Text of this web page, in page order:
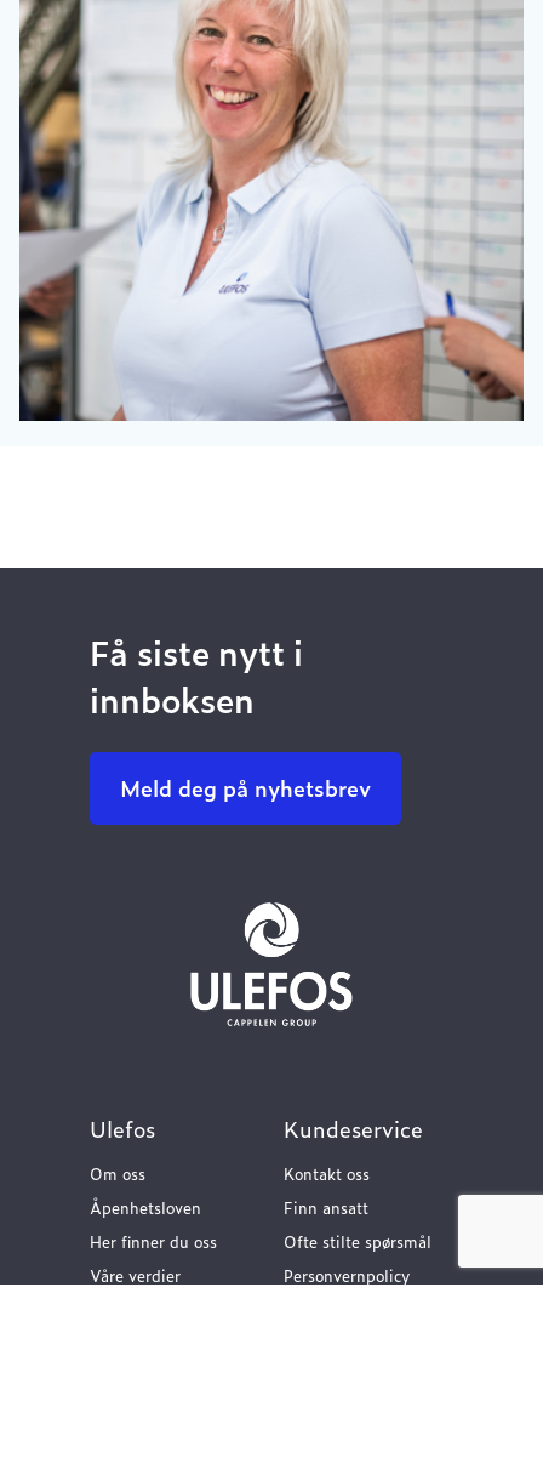
Få siste nytt i
innboksen
Meld deg på nyhetsbrev
Ulefos
Om oss
Åpenhetsloven
Her finner du oss
Våre verdier
Kundeservice
Kontakt oss
Finn ansatt
Ofte stilte spørsmål
Personvernpolicy